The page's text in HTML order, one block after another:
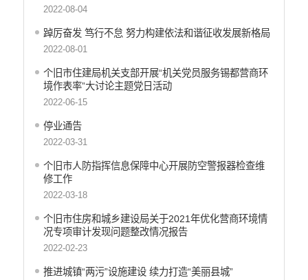
云南省新闻发布厅
行政许可
行政处罚和行政强制
稳岗就业
乡村振兴
生态环境
义务教育
医疗卫生
养老服务
重大建设项目
社会救助
产品质量
2022-08-04
踔厉奋发 笃行不怠 努力构建依法和谐征收发展新格局
2022-08-01
个旧市住建局机关支部开展“机关党员服务锡都营商环
境作表率”大讨论主题党日活动
2022-06-15
停业通告
2022-03-31
个旧市人防指挥信息保障中心开展防空警报器检查维
修工作
2022-03-18
个旧市住房和城乡建设局关于2021年优化营商环境情
况专项审计发现问题整改情况报告
2022-02-23
推进城镇“两污”设施建设 续力打造“美丽县城”